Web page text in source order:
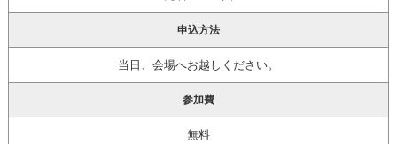
申込方法
当日、会場へお越しください。
参加費
無料